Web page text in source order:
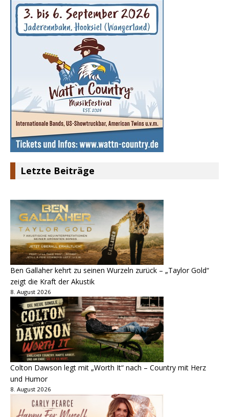
Letzte Beiträge
Ben Gallaher kehrt zu seinen Wurzeln zurück – „Taylor Gold“
zeigt die Kraft der Akustik
8. August 2026
Colton Dawson legt mit „Worth It“ nach – Country mit Herz
und Humor
8. August 2026